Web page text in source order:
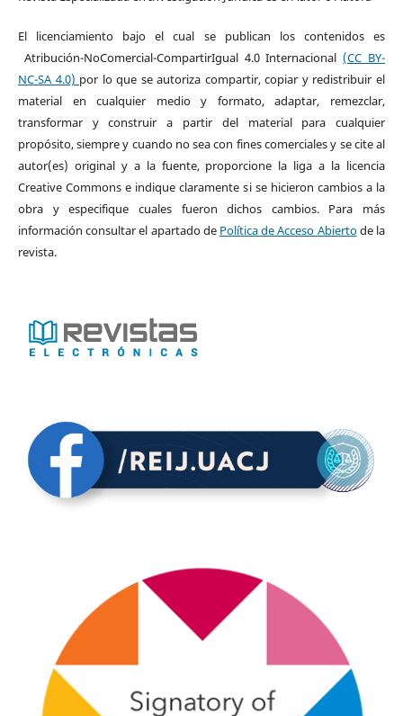
El licenciamiento bajo el cual se publican los contenidos es
Atribución-NoComercial-CompartirIgual 4.0 Internacional(CC BY-
NC-SA 4.0) por lo que se autoriza compartir, copiar y redistribuir el
material en cualquier medio y formato, adaptar, remezclar,
transformar y construir a partir del material para cualquier
propósito, siempre y cuando no sea con fines comerciales y se cite al
autor(es) original y a la fuente, proporcione la liga a la licencia
Creative Commons e indique claramente si se hicieron cambios a la
obra y especifique cuales fueron dichos cambios. Para más
información consultar el apartado de Política de Acceso Abiertode la
revista.